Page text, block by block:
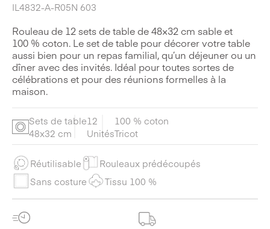
IL4832-A-R05N 603
Rouleau de 12 sets de table de 48×32 cm sable et
100 % coton. Le set de table pour décorer votre table
aussi bien pour un repas familial, qu’un déjeuner ou un
dîner avec des invités. Idéal pour toutes sortes de
célébrations et pour des réunions formelles à la
maison.
Sets de table
48x32 cm
12
Unités
100 % coton
Tricot
Réutilisable
Rouleaux prédécoupés
Sans costure
Tissu 100 %